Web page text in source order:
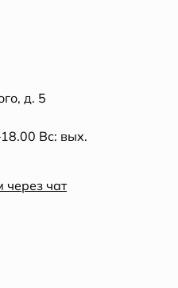
д. 5
Вс: вых.
через чат